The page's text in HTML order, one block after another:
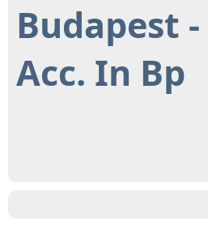
Budapest
Acc. In Bp